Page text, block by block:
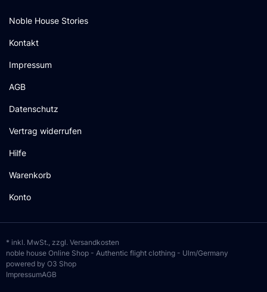
Noble House Stories
Kontakt
Impressum
AGB
Datenschutz
Vertrag widerrufen
Hilfe
Warenkorb
Konto
* inkl. MwSt., zzgl. Versandkosten
noble house Online Shop - Authentic flight clothing - Ulm/Germany
powered by O3 Shop
ImpressumAGB